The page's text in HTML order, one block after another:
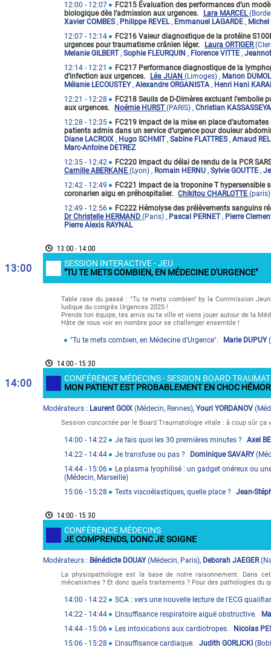
12:00 - 12:07
FC215 Évaluation des performances d’un
biologique dès l’admission aux urgences.
Lara MARCEL
Xavier COMBES, Philippe REVEL, Emmanuel LAGARDE ,
12:07 - 12:14
FC216 Valeur diagnostique de la protéine
urgences pour traumatisme crânien léger.
Laura ORTIGER
Melanie GILBERT, Sophie FLEURQUIN , Florence VITTE ,
12:14 - 12:21
FC217 Performance diagnostique de la
d’infection aux urgences.
Léa JUAN (Limoges) , Manon
Mélanie LECOUSTEY, Alexandre ORGANISTA, Henri Hani
12:21 - 12:28
FC218 Seuils de D-Dimères excluant
aux urgences.
Noémie HURST(PARIS) , Christian KASSASSEYA
12:28 - 12:35
FC219 Impact de la mise en place
patients admis dans un service d’urgence pour douleur
Diane LACROIX , Hugo SCHMIT, Sabine FLATTRES, Arnaud
Marc-Antoine DETREZ
12:35 - 12:42
FC220 Impact du délai de rendu de la PCR
Camille ABERKANE (Lyon) , Romain HERNU , Sylvie GOUTTE ,
12:42 - 12:49
FC221 Impact de la troponine T hypersensible
coronarien aigu en préhospitalier. Chikitou CHARLOTTE (paris)
12:49 - 12:56
FC222 Hémolyse des prélèvements sanguins
Dr Christelle HERMAND (Paris) , Pascal PERNET, Pierre
Pierre Alexis RAYNAL
13:00
13:00 - 14:00
SESSION INTERACTIVE - JEU
"TU TE METS COMBIEN, EN MÉDECINE D'URGENCE"
Table rase du passé : "Tu te mets combien" by la Commission
ludique du congrès Urgences 2025 !
Prends ton équipe, tes amis ou ta ville et viens jouer autour de la
Hâte de vous voir en nombre pour se challenger ensemble !
"Tu te mets combien, en Médecine d'Urgence". Marie DUPUY(
14:00
14:00 - 15:30
CONFÉRENCE MÉDECINS - SESSION BOARD
MON PATIENT EST PROBABLEMENT EN CHOC
Modérateurs : Laurent GOIX (Médecin, Rennes), Youri YORDANOV (
Session concoctée par le Board Traumatologie vitale : à coup sûr ça
14:00 - 14:22 Je fais quoi les 30 premières minutes ? Axel
14:22 - 14:44 Je transfuse ou pas ? Dominique SAVARY(
14:44 - 15:06
Le plasma lyophilisé : un gadget onéreux ou
(Médecin, Marseille)
15:06 - 15:28 Tests viscoélastiques, quelle place ? Jean-
14:00 - 15:30
CONFÉRENCE MÉDECINS
JE COMPRENDS, DONC JE SOIGNE
Modérateurs : Bénédicte DOUAY(Médecin, Paris), Deborah JAEGER(
La physiopathologie est la base de notre raisonnement. Dans
mécanismes ? Et donc quels traitements ? Pour des pathologies du
14:00 - 14:22
SCA : vers une nouvelle lecture de l'ECG
14:22 - 14:44 L'insuffisance respiratoire aiguë obstructive.
14:44 - 15:06 Les intoxications aux cardiotropes.
Nicolas
15:06 - 15:28 L'insuffisance cardiaque. Judith GORLICKI (